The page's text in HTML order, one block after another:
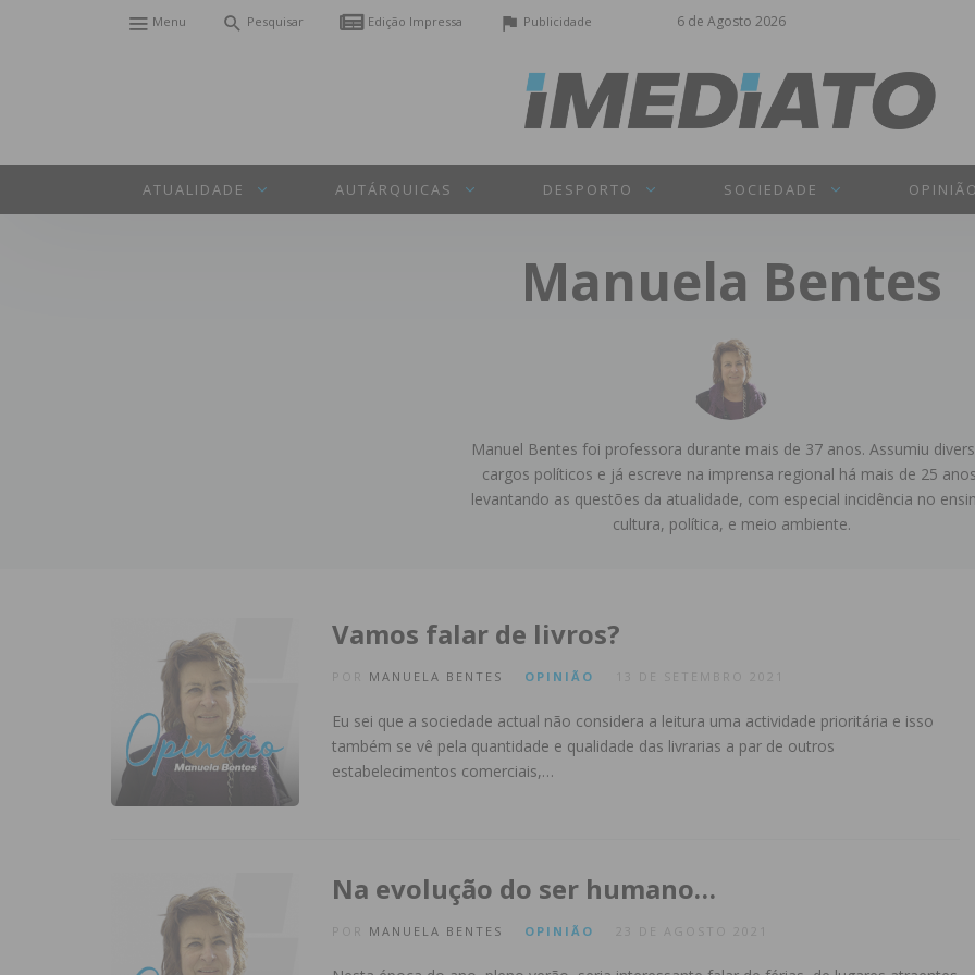
6 de Agosto 2026
Menu Pesquisar Edição Impressa Publicidade
ATUALIDADE AUTÁRQUICAS DESPORTO SOCIEDADE
Manuela Bentes
Manuel Bentes foi professora durante mais de 37 anos. Assumiu
cargos políticos e já escreve na imprensa regional há mais de 25
levantando as questões da atualidade, com especial incidência no
cultura, política, e meio ambiente.
Vamos falar de livros?
MANUELA BENTES OPINIÃO 13 DE SETEMBRO 2021
Eu sei que a sociedade actual não considera a leitura uma actividade prioritária e isso
também se vê pela quantidade e qualidade das livrarias a par de outros
estabelecimentos comerciais,…
Na evolução do ser humano…
MANUELA BENTES OPINIÃO 23 DE AGOSTO 2021